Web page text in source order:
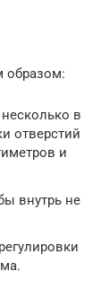
образом:
в
отверстий
и
внутрь не